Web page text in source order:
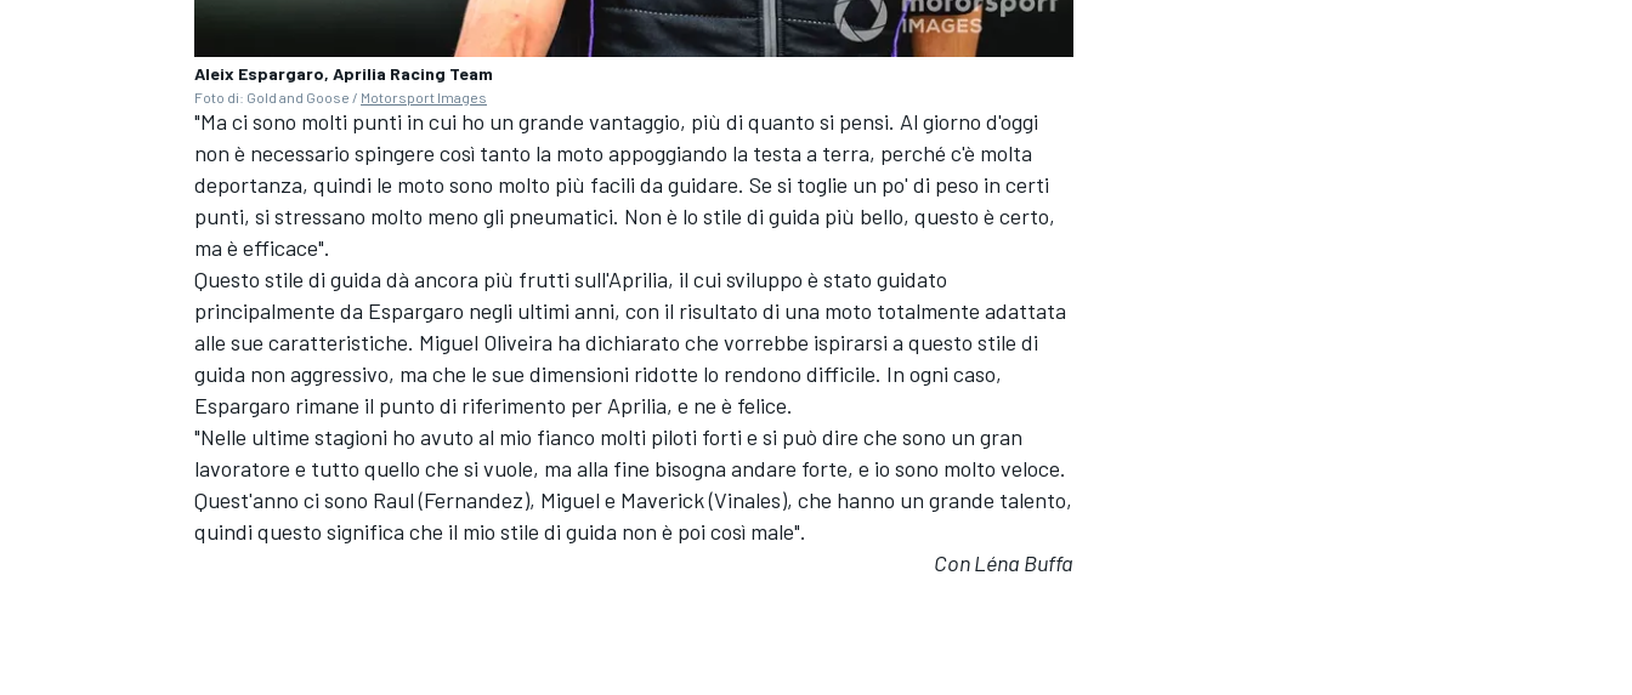
MONOMARCA
Aleix Espargaro, Aprilia Racing Team
Foto di: Gold and Goose / Motorsport Images
"Ma ci sono molti punti in cui ho un grande vantaggio, più di quanto si pensi. Al giorno d'oggi
non è necessario spingere così tanto la moto appoggiando la testa a terra, perché c'è molta
deportanza, quindi le moto sono molto più facili da guidare. Se si toglie un po' di peso in certi
punti, si stressano molto meno gli pneumatici. Non è lo stile di guida più bello, questo è certo,
ma è efficace".
Questo stile di guida dà ancora più frutti sull'Aprilia, il cui sviluppo è stato guidato
principalmente da Espargaro negli ultimi anni, con il risultato di una moto totalmente adattata
alle sue caratteristiche. Miguel Oliveira ha dichiarato che vorrebbe ispirarsi a questo stile di
guida non aggressivo, ma che le sue dimensioni ridotte lo rendono difficile. In ogni caso,
Espargaro rimane il punto di riferimento per Aprilia, e ne è felice.
"Nelle ultime stagioni ho avuto al mio fianco molti piloti forti e si può dire che sono un gran
lavoratore e tutto quello che si vuole, ma alla fine bisogna andare forte, e io sono molto veloce.
Quest'anno ci sono Raul (Fernandez), Miguel e Maverick (Vinales), che hanno un grande talento,
quindi questo significa che il mio stile di guida non è poi così male".
Con Léna Buffa